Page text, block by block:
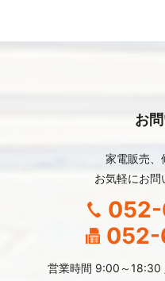
お
家電販売、
お気軽にお問
営業時間 9:00～18:30